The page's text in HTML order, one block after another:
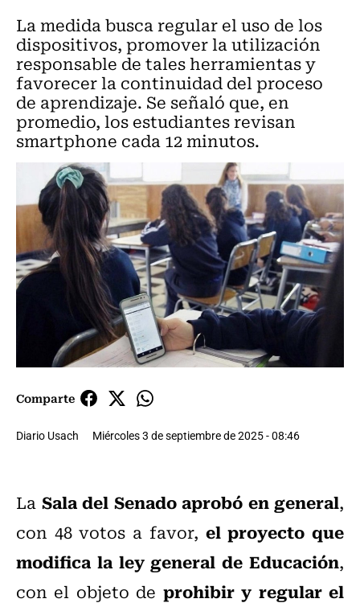
La medida busca regular el uso de los
dispositivos, promover la utilización
responsable de tales herramientas y
favorecer la continuidad del proceso
de aprendizaje. Se señaló que, en
promedio, los estudiantes revisan
smartphone cada 12 minutos.
Comparte
Diario Usach Miércoles 3 de septiembre de 2025 - 08:46
La Sala del Senado aprobó en general,
con 48 votos a favor, el proyecto que
modifica la ley general de Educación,
con el objeto de prohibir y regular el